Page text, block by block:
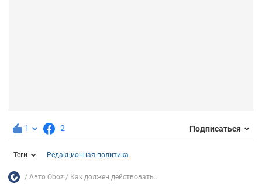
1 2 Подписаться
Теги Редакционная политика
Авто Oboz Как должен действовать...